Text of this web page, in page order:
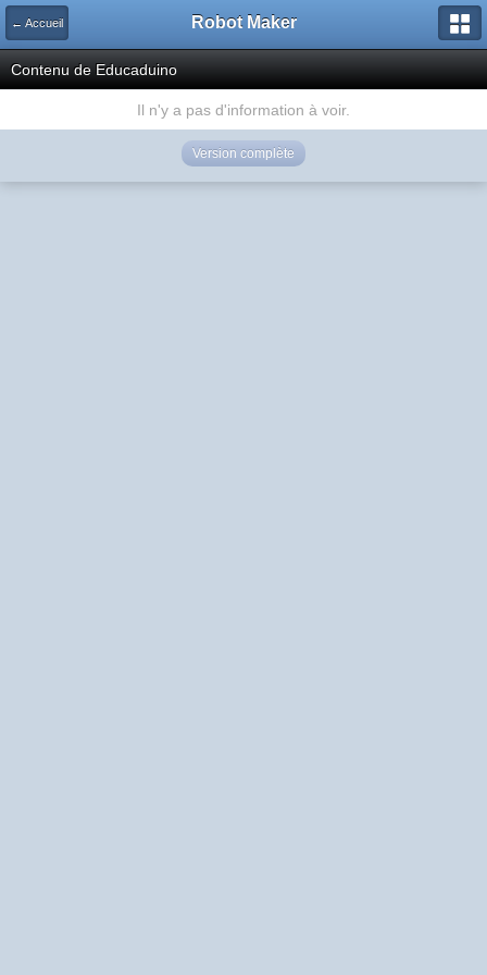
← Accueil Robot Maker
Contenu de Educaduino
Il n'y a pas d'information à voir.
Version complète